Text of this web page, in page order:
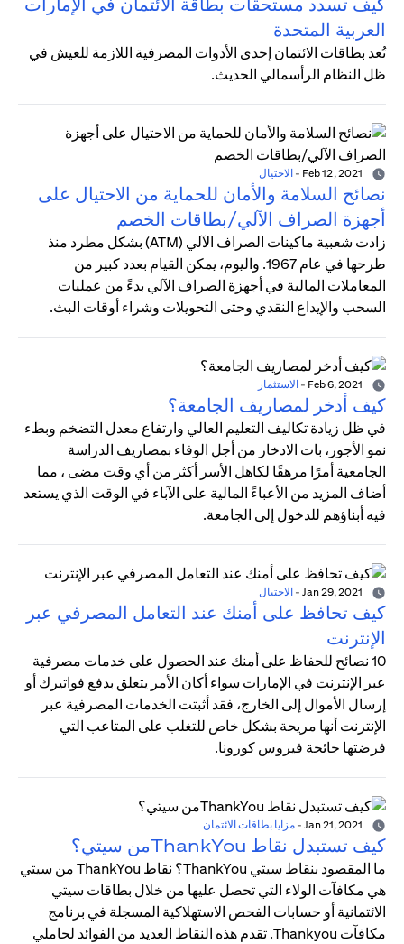
العربية المتحدة
تُعد بطاقات الائتمان إحدى الأدوات المصرفية اللازمة للعيش في
ظل النظام الرأسمالي الحديث.
- الاحتيال
نصائح السلامة والأمان للحماية من الاحتيال على
أجهزة الصراف الآلي/بطاقات الخصم
زادت شعبية ماكينات الصراف الآلي (ATM) بشكل مطرد منذ
طرحها في عام 1967. واليوم، يمكن القيام بعدد كبير من
المعاملات المالية في أجهزة الصراف الآلي بدءً من عمليات
السحب والإيداع النقدي وحتى التحويلات وشراء أوقات البث.
- الاستثمار
كيف أدخر لمصاريف الجامعة؟
في ظل زيادة تكاليف التعليم العالي وارتفاع معدل التضخم وبطء
نمو الأجور، بات الادخار من أجل الوفاء بمصاريف الدراسة
الجامعية أمرًا مرهقًا لكاهل الأسر أكثر من أي وقت مضى ، مما
أضاف المزيد من الأعباءً المالية على الآباء في الوقت الذي يستعد
فيه أبناؤهم للدخول إلى الجامعة.
- الاحتيال
كيف تحافظ على أمنك عند التعامل المصرفي عبر
الإنترنت
10 نصائح للحفاظ على أمنك عند الحصول على خدمات مصرفية
عبر الإنترنت في الإمارات سواء أكان الأمر يتعلق بدفع فواتيرك أو
إرسال الأموال إلى الخارج، فقد أثبتت الخدمات المصرفية عبر
الإنترنت أنها مريحة بشكل خاص للتغلب على المتاعب التي
فرضتها جائحة فيروس كورونا.
- مزايا بطاقات الائتمان
كيف تستبدل نقاط ThankYouمن سيتي؟
ما المقصود بنقاط سيتي ThankYou؟ نقاط ThankYou من سيتي
هي مكافآت الولاء التي تحصل عليها من خلال بطاقات سيتي
الائتمانية أو حسابات الفحص الاستهلاكية المسجلة في برنامج
مكافآت Thankyou. تقدم هذه النقاط العديد من الفوائد لحاملي